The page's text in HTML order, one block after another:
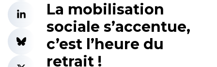
La mobilisation
sociale s’accentue,
c’est l’heure du
retrait !